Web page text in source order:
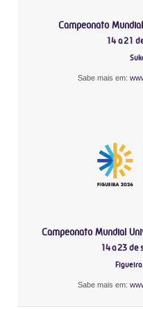
Campeonato
14 a 21
Sabe mais em:
Campeonato Mundial
14 a 23
Figueira
Sabe mais em: